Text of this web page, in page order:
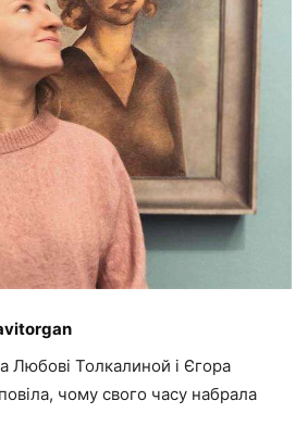
Любові Толкалиной і Єгора
чому свого часу набрала